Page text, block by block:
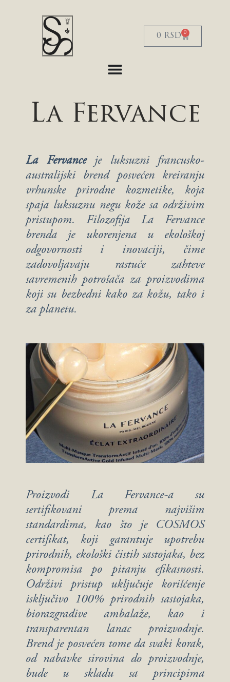
0 RSD 0
La Fervance
La Fervanceje luksuzni francusko-
australijski brend posvećen kreiranju
vrhunske prirodne kozmetike, koja
spaja luksuznu negu kože sa održivim
pristupom. Filozofija La Fervance
brenda je ukorenjena u ekološkoj
odgovornosti i inovaciji, čime
zadovoljavaju rastuće zahteve
savremenih potrošača za proizvodima
koji su bezbedni kako za kožu, tako i
za planetu.
Proizvodi La Fervance-a su
sertifikovani prema najvišim
standardima, kao što je COSMOS
certifikat, koji garantuje upotrebu
prirodnih, ekološki čistih sastojaka, bez
kompromisa po pitanju efikasnosti.
Održivi pristup uključuje korišćenje
isključivo 100% prirodnih sastojaka,
biorazgradive ambalaže, kao i
transparentan lanac proizvodnje.
Brend je posvećen tome da svaki korak,
od nabavke sirovina do proizvodnje,
bude u skladu sa principima